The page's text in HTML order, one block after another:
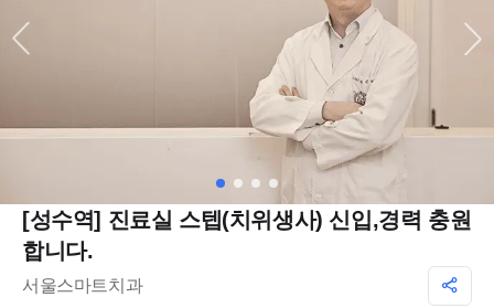
[성수역] 진료실 스텝(치위생사) 신입,경력 충원
합니다.
서울스마트치과